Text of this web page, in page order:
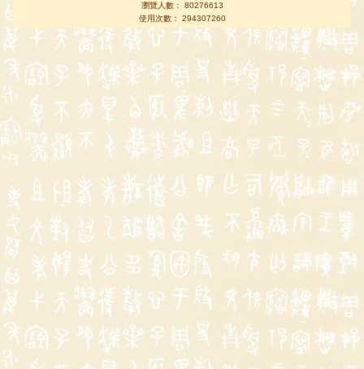
瀏覽人數： 80276613
使用次數： 294307260